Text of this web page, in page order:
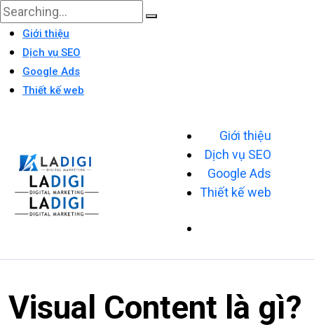
Giới thiệu
Dịch vụ SEO
Google Ads
Thiết kế web
Giới thiệu
Dịch vụ SEO
Google Ads
Thiết kế web
Visual Content là gì?